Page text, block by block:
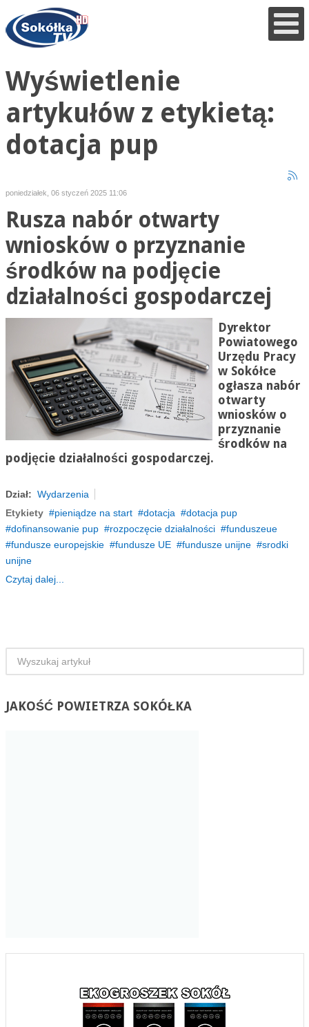
Wyświetlenie
artykułów z etykietą:
dotacja pup
poniedziałek, 06 styczeń 2025 11:06
Rusza nabór otwarty
wniosków o przyznanie
środków na podjęcie
działalności gospodarczej
Dyrektor
Powiatowego
Urzędu Pracy
w Sokółce
ogłasza nabór
otwarty
wniosków o
przyznanie
środków na
podjęcie działalności gospodarczej.
Dział: Wydarzenia
Etykiety
pieniądze na start dotacja
dotacja pup
dofinansowanie pup
rozpoczęcie działalności
funduszeue
fundusze europejskie
fundusze UE fundusze unijne
srodki
unijne
Czytaj dalej...
JAKOŚĆPOWIETRZA SOKÓŁKA